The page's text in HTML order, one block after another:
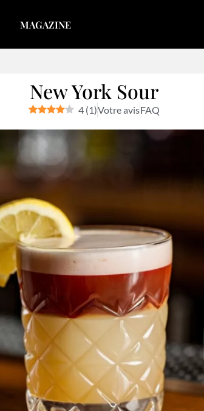
MAGAZINE
New York Sour
4 (1)Votre avisFAQ